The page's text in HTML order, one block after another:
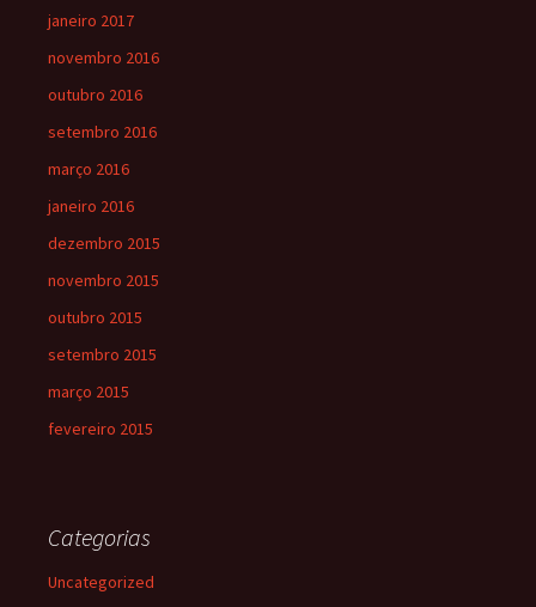
janeiro 2017
novembro 2016
outubro 2016
setembro 2016
março 2016
janeiro 2016
dezembro 2015
novembro 2015
outubro 2015
setembro 2015
março 2015
fevereiro 2015
Categorias
Uncategorized